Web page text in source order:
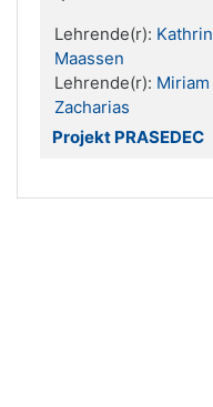
Lehrende(r): Kathrin
Maassen
Lehrende(r): Miriam
Zacharias
Projekt PRASEDEC